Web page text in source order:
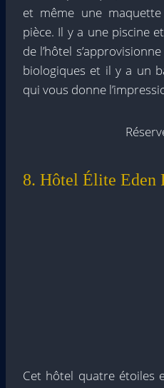
et même une
pièce. Il y a une piscine
de l’hôtel
biologiques et il y a un
qui vous donne
8. Hôtel Élite Eden
Cet hôtel quatre étoiles